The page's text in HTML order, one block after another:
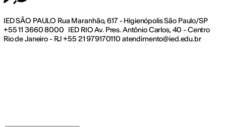
IED SÃO PAULO Rua Maranhão, 617 - Higienópolis São Paulo/SP
+55 11 3660 8000 IED RIO Av. Pres. Antônio Carlos, 40 - Centro
Rio de Janeiro - RJ +55 21 979170110 atendimento@ied.edu.br